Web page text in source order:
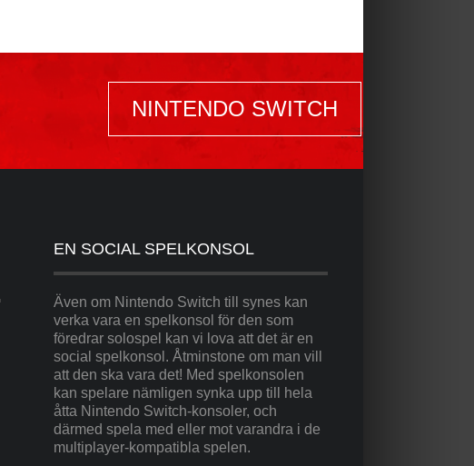
NINTENDO SWITCH
EN SOCIAL SPELKONSOL
Även om Nintendo Switch till synes kan
verka vara en spelkonsol för den som
föredrar solospel kan vi lova att det är en
social spelkonsol. Åtminstone om man vill
att den ska vara det! Med spelkonsolen
kan spelare nämligen synka upp till hela
åtta Nintendo Switch-konsoler, och
därmed spela med eller mot varandra i de
multiplayer-kompatibla spelen.